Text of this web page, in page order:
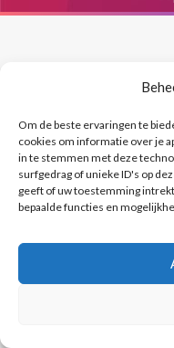
Om de beste ervaringen te
cookies om informatie over je
in te stemmen met deze
surfgedrag of unieke ID's op
geeft of uw toestemming
bepaalde functies en